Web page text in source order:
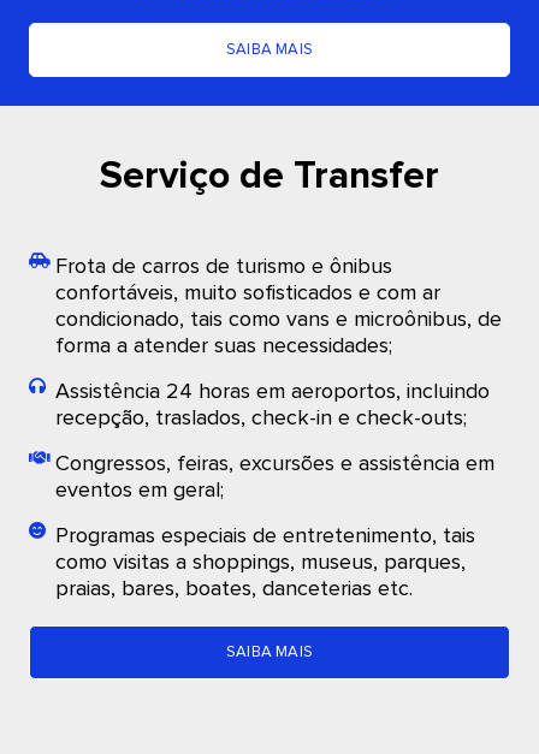
SAIBA MAIS
Serviço de Transfer
Frota de carros de turismo e ônibus
confortáveis, muito sofisticados e com ar
condicionado, tais como vans e microônibus, de
forma a atender suas necessidades;
Assistência 24 horas em aeroportos, incluindo
recepção, traslados, check-in e check-outs;
Congressos, feiras, excursões e assistência em
eventos em geral;
Programas especiais de entretenimento, tais
como visitas a shoppings, museus, parques,
praias, bares, boates, danceterias etc.
SAIBA MAIS